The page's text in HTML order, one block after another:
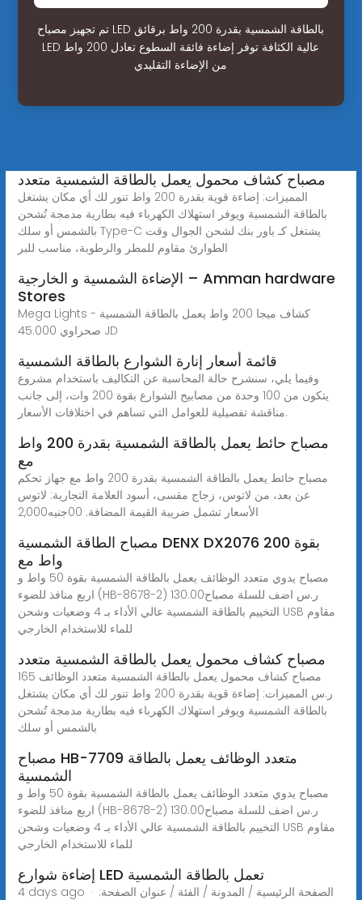
تم تجهيز مصباح LED بالطاقة الشمسية بقدرة 200 واط برقائق
LED عالية الكثافة توفر إضاءة فائقة السطوع تعادل 200 واط
من الإضاءة التقليدي
مصباح كشاف محمول يعمل بالطاقة الشمسية متعدد
المميزات: إضاءة قوية بقدرة 200 واط تنور لك أي مكان يشتغل
بالطاقة الشمسية ويوفر استهلاك الكهرباء فيه بطارية مدمجة تُشحن
بالشمس أو سلك Type-C يشتغل كـ باور بنك لشحن الجوال وقت
الطوارئ مقاوم للمطر والرطوبة، مناسب للبر
الإضاءة الشمسية و الخارجية – Amman hardware
Stores
Mega Lights كشاف ميجا 200 واط يعمل بالطاقة الشمسية -
صحراوي 45.000 JD
قائمة أسعار إنارة الشوارع بالطاقة الشمسية
وفيما يلي، سنشرح حالة المحاسبة عن التكاليف باستخدام مشروع
يتكون من 100 وحدة من مصابيح الشوارع بقوة 200 وات، إلى جانب
مناقشة تفصيلية للعوامل التي تساهم في اختلافات الأسعار.
مصباح حائط يعمل بالطاقة الشمسية بقدرة 200 واط
مع
مصباح حائط يعمل بالطاقة الشمسية بقدرة 200 واط مع جهاز تحكم
عن بعد، من لاتوس، زجاج مقسى، أسود العلامة التجارية: لاتوس
جنيه2,000‎00 .الأسعار تشمل ضريبة القيمة المضافة
مصباح الطاقة الشمسية DENX DX2076 بقوة 200
واط مع
مصباح يدوي متعدد الوظائف يعمل بالطاقة الشمسية بقوة 50 واط و
اربع منافذ للضوء (HB-8678-2) 130.00ر.س اضف للسلة مصباح
التخييم بالطاقة الشمسية عالي الأداء بـ 4 وضعيات وشحن USB مقاوم
للماء للاستخدام الخارجي
مصباح كشاف محمول يعمل بالطاقة الشمسية متعدد
مصباح كشاف محمول يعمل بالطاقة الشمسية متعدد الوظائف 165
ر.س المميزات: إضاءة قوية بقدرة 200 واط تنور لك أي مكان يشتغل
بالطاقة الشمسية ويوفر استهلاك الكهرباء فيه بطارية مدمجة تُشحن
بالشمس أو سلك
مصباح HB-7709 متعدد الوظائف يعمل بالطاقة
الشمسية
مصباح يدوي متعدد الوظائف يعمل بالطاقة الشمسية بقوة 50 واط و
اربع منافذ للضوء (HB-8678-2) 130.00ر.س اضف للسلة مصباح
التخييم بالطاقة الشمسية عالي الأداء بـ 4 وضعيات وشحن USB مقاوم
للماء للاستخدام الخارجي
إضاءة شوارع LED تعمل بالطاقة الشمسية
4 days ago · الصفحة الرئيسية / المدونة / الفئة / عنوان الصفحة: